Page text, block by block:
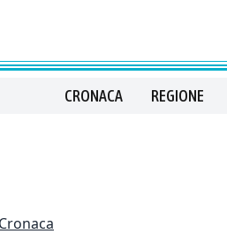
CRONACA REGIONE
Cronaca